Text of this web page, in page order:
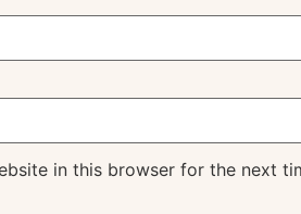
in this browser for the next